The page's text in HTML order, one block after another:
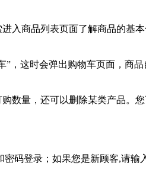
入商品列表页面了解商品的基
”，这时会弹出购物车页面，商
数量，还可以删除某类产品。
码登录；如果您是新顾客,请输